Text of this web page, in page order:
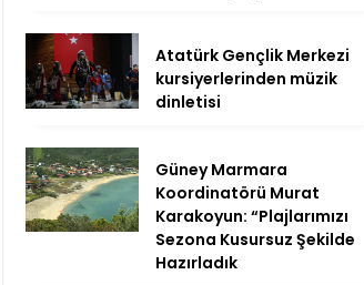
Atatürk Gençlik Merkezi
kursiyerlerinden müzik
dinletisi
Güney Marmara
Koordinatörü Murat
Karakoyun: “Plajlarımızı
Sezona Kusursuz Şekilde
Hazırladık